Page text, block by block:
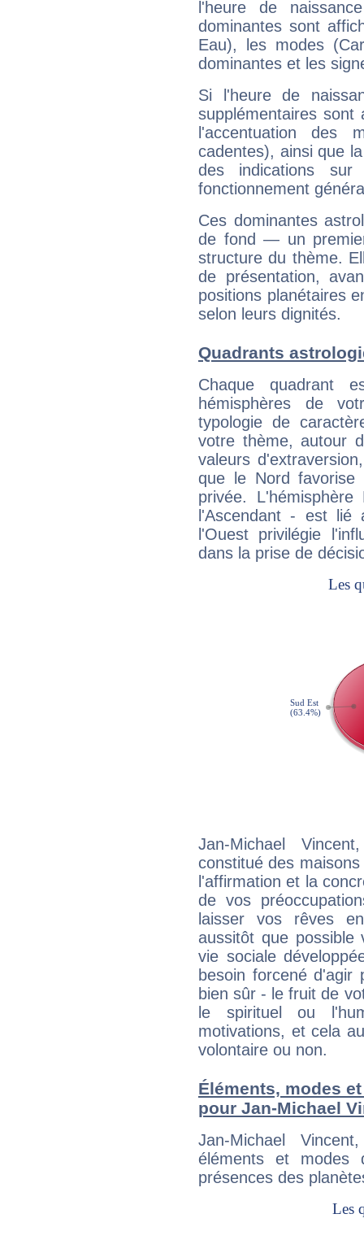
l'heure de
dominantes sont
Eau), les modes
dominantes et les
Si l'heure de
supplémentaires sont
l'accentuation des
cadentes), ainsi que
des indications sur
fonctionnement
Ces dominantes
de fond — un
structure du thème.
de présentation,
positions planétaires
selon leurs dignités.
Quadrants
Chaque quadrant
hémisphères de
typologie de
votre thème, autour
valeurs
que le Nord favorise
privée.
l'Ascendant - est
l'Ouest privilégie
dans la prise de
Jan-Michael
constitué des
l'affirmation et la
de vos
laisser vos rêves
aussitôt que
vie sociale
besoin forcené
bien sûr - le fruit de
le spirituel ou
motivations, et cela
volontaire ou non.
Éléments, modes
pour Jan-Michael
Jan-Michael
éléments et modes
présences des